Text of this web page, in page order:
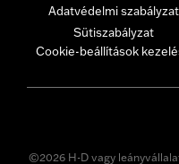
Adatvédelmi szabályzat
Sütiszabályzat
Cookie-beállítások
©2026 H-D vagy